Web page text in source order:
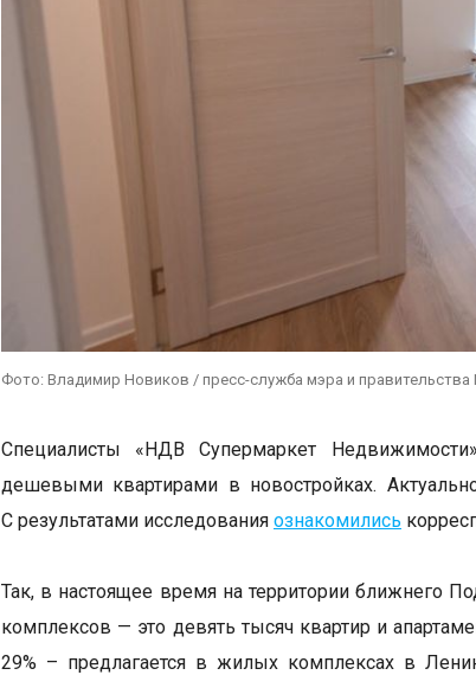
Фото: Владимир Новиков / пресс-служба мэра и
Специалисты «НДВ Супермаркет
дешевыми квартирами в новостройках.
С результатами исследования ознакомились
Так, в настоящее время на территории ближнего
комплексов — это девять тысяч квартир и
29% – предлагается в жилых комплексах в